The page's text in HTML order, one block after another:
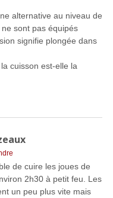
alternative au niveau de
sont pas équipés
signifie plongée dans
cuisson est-elle la
de cuire les joues de
2h30 à petit feu. Les
un peu plus vite mais